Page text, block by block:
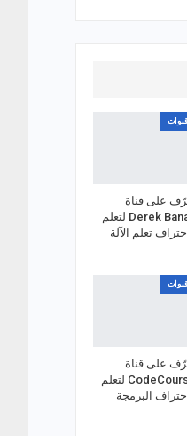
قنوات
على قناة
Derek Banas لتعلم
تعلم الآلة
قنوات
على قناة
CodeCourse لتعلم
البرمجة